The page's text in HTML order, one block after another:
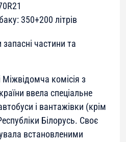
350+200 літрів
частини та
комісія з
ввела спеціальне
і вантажівки (крім
Білорусь. Своє
встановленими